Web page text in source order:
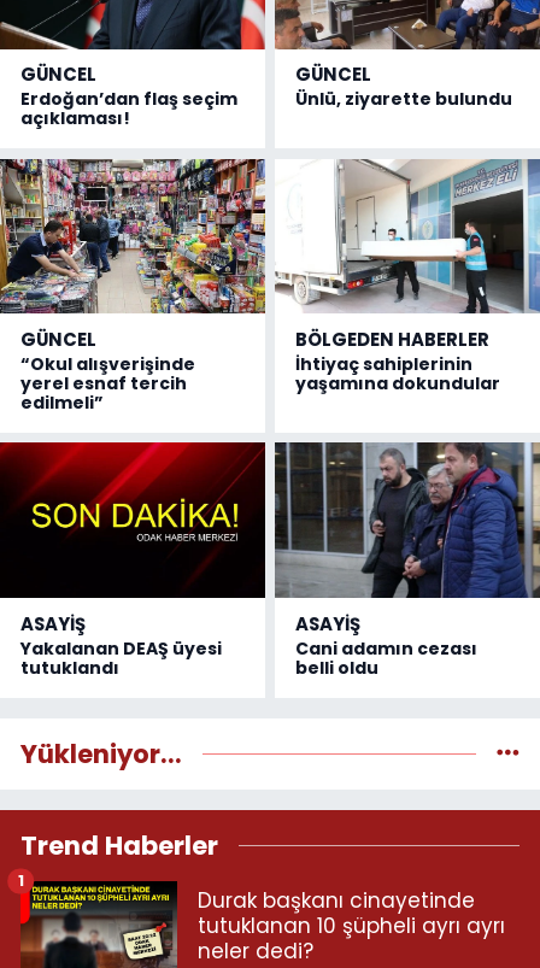
GÜNCEL
Erdoğan’dan flaş seçim
açıklaması!
GÜNCEL
Ünlü, ziyarette bulundu
GÜNCEL
“Okul alışverişinde
yerel esnaf tercih
edilmeli”
BÖLGEDEN HABERLER
İhtiyaç sahiplerinin
yaşamına dokundular
ASAYİŞ
Yakalanan DEAŞ üyesi
tutuklandı
ASAYİŞ
Cani adamın cezası
belli oldu
Yükleniyor...
Trend Haberler
Durak başkanı cinayetinde
tutuklanan 10 şüpheli ayrı ayrı
neler dedi?
1